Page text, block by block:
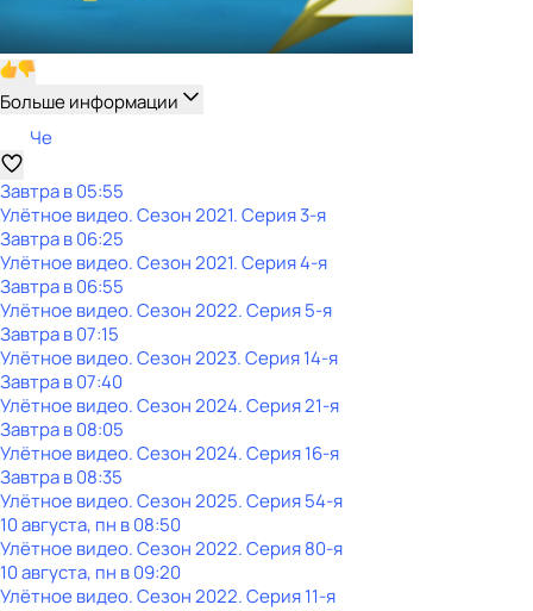
Больше информации
Че
Завтра в 05:55
Улётное видео. Сезон 2021. Серия 3-я
Завтра в 06:25
Улётное видео. Сезон 2021. Серия 4-я
Завтра в 06:55
Улётное видео. Сезон 2022. Серия 5-я
Завтра в 07:15
Улётное видео. Сезон 2023. Серия 14-я
Завтра в 07:40
Улётное видео. Сезон 2024. Серия 21-я
Завтра в 08:05
Улётное видео. Сезон 2024. Серия 16-я
Завтра в 08:35
Улётное видео. Сезон 2025. Серия 54-я
10 августа, пн в 08:50
Улётное видео. Сезон 2022. Серия 80-я
10 августа, пн в 09:20
Улётное видео. Сезон 2022. Серия 11-я